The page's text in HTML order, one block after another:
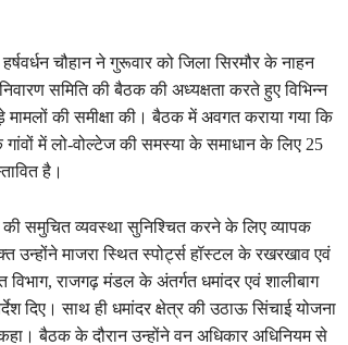
चौहान ने गुरूवार को जिला सिरमौर के नाहन
समिति की बैठक की अध्यक्षता करते हुए विभिन्न
मामलों की समीक्षा की। बैठक में अवगत कराया गया कि
में लो-वोल्टेज की समस्या के समाधान के लिए 25
है।
समुचित व्यवस्था सुनिश्चित करने के लिए व्यापक
उन्होंने माजरा स्थित स्पोर्ट्स हॉस्टल के रखरखाव एवं
विभाग, राजगढ़ मंडल के अंतर्गत धमांदर एवं शालीबाग
दिए। साथ ही धमांदर क्षेत्र की उठाऊ सिंचाई योजना
बैठक के दौरान उन्होंने वन अधिकार अधिनियम से